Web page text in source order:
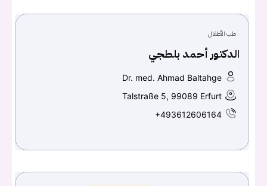
طب الأطفال
الدكتور أحمد بلطجي
Dr. med. Ahmad Baltahge
Talstraße 5, 99089 Erfurt
+493612606164